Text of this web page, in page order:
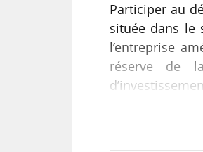
Participer au
située dans le
l’entreprise
réserve de
composée de